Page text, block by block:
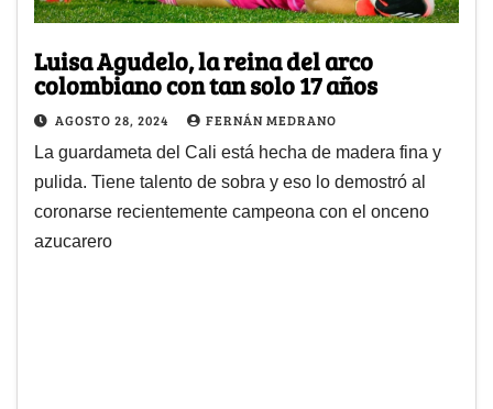
Luisa Agudelo, la reina del arco
colombiano con tan solo 17 años
AGOSTO 28, 2024 FERNÁN MEDRANO
La guardameta del Cali está hecha de madera fina y
pulida. Tiene talento de sobra y eso lo demostró al
coronarse recientemente campeona con el onceno
azucarero